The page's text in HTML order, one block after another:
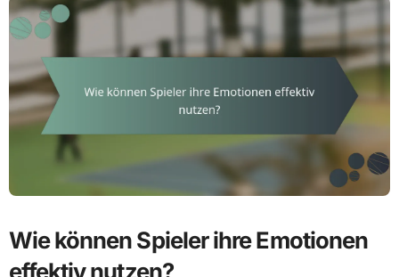
Wie können Spieler ihre Emotionen
effektiv nutzen?